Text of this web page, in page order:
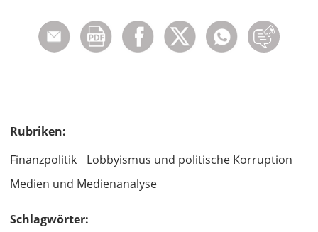
Rubriken:
Finanzpolitik
Lobbyismus und politische Korruption
Medien und Medienanalyse
Schlagwörter: